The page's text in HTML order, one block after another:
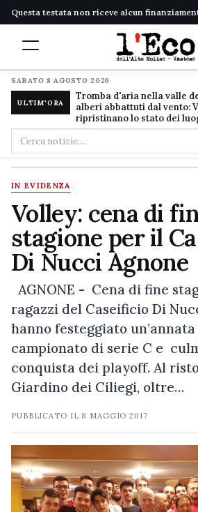
Questa testata non riceve alcun
SABATO 8 AGOSTO 2026
ULTIM'ORA
Tromba d'aria nella valle
alberi abbattuti dal vento:
ripristinano lo stato dei
Cerca
nel
sito
IN EVIDENZA
Volley: cena di
stagione per il
Di Nucci Agnone
AGNONE - Cena di fine
ragazzi del Caseificio Di
hanno festeggiato
campionato di serie C e
conquista dei playoff. Al
Giardino dei Ciliegi, oltre…
PUBBLICATO IL 8 MAGGIO 2017